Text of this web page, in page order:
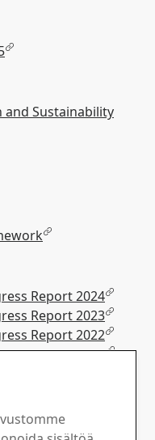
and Sustainability
Report 2024
Report 2023
Report 2022
Report 2021
- Extension Letter